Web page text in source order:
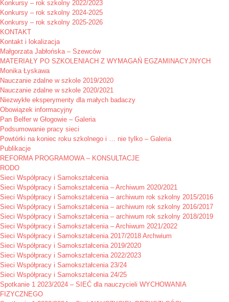
Konkursy – rok szkolny 2022/2023
Konkursy – rok szkolny 2024-2025
Konkursy – rok szkolny 2025-2026
KONTAKT
Kontakt i lokalizacja
Małgorzata Jabłońska – Szewców
MATERIAŁY PO SZKOLENIACH Z WYMAGAŃ EGZAMINACYJNYCH
Monika Łyskawa
Nauczanie zdalne w szkole 2019/2020
Nauczanie zdalne w szkole 2020/2021
Niezwykłe eksperymenty dla małych badaczy
Obowiązek informacyjny
Pan Belfer w Głogowie – Galeria
Podsumowanie pracy sieci
Powtórki na koniec roku szkolnego i … nie tylko – Galeria
Publikacje
REFORMA PROGRAMOWA – KONSULTACJE
RODO
Sieci Współpracy i Samokształcenia
Sieci Współpracy i Samokształcenia – Archiwum 2020/2021
Sieci Współpracy i Samokształcenia – archiwum rok szkolny 2015/2016
Sieci Współpracy i Samokształcenia – archiwum rok szkolny 2016/2017
Sieci Współpracy i Samokształcenia – archiwum rok szkolny 2018/2019
Sieci Współpracy i Samokształcenia – Archiwum 2021/2022
Sieci Współpracy i Samokształcenia 2017/2018 Archwium
Sieci Współpracy i Samokształcenia 2019/2020
Sieci Współpracy i Samokształcenia 2022/2023
Sieci Współpracy i Samokształcenia 23/24
Sieci Współpracy i Samokształcenia 24/25
Spotkanie 1 2023/2024 – SIEĆ dla nauczycieli WYCHOWANIA
FIZYCZNEGO